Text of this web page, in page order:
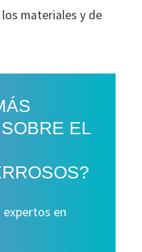
materiales y de
EL
en